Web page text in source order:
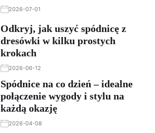
2026-07-01
Odkryj, jak uszyć spódnicę z
dresówki w kilku prostych
krokach
2026-06-12
Spódnice na co dzień – idealne
połączenie wygody i stylu na
każdą okazję
2026-04-08